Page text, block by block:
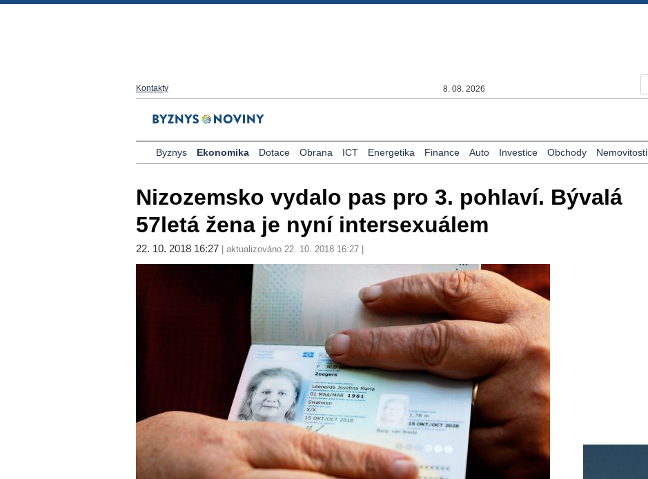
Kontakty 8. 08. 2026
Byznys Ekonomika Dotace Obrana ICT Energetika Finance Auto Investice Obchody Nemovitosti
Nizozemsko vydalo pas pro 3. pohlaví. Bývalá
57letá žena je nyní intersexuálem
22. 10. 2018 16:27 | aktualizováno 22. 10. 2018 16:27 |